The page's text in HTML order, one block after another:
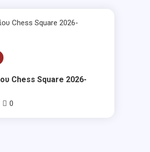
Chess Square 2026-
0